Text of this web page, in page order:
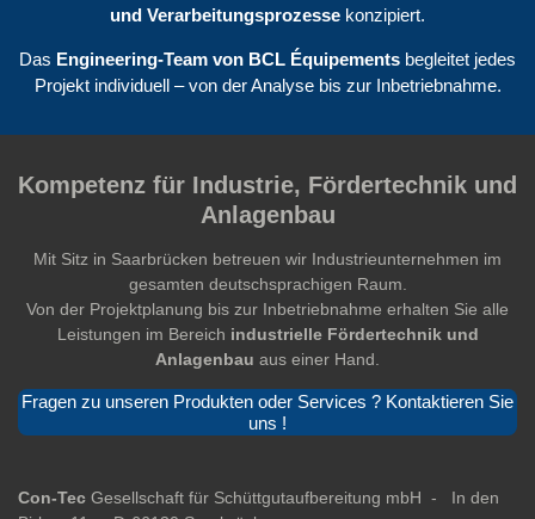
und Verarbeitungsprozesse konzipiert.
Das Engineering-Team von BCL Équipements begleitet jedes
Projekt individuell – von der Analyse bis zur Inbetriebnahme.
Kompetenz für Industrie, Fördertechnik und
Anlagenbau
Mit Sitz in Saarbrücken betreuen wir Industrieunternehmen im
gesamten deutschsprachigen Raum.
Von der Projektplanung bis zur Inbetriebnahme erhalten Sie alle
Leistungen im Bereich industrielle Fördertechnik und
Anlagenbau aus einer Hand.
Fragen zu unseren Produkten oder Services ? Kontaktieren Sie
uns !
Con-Tec Gesellschaft für Schüttgutaufbereitung mbH - In den